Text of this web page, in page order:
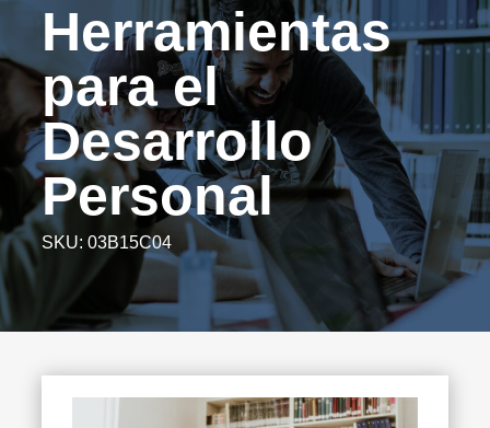
Herramientas
para el
Desarrollo
Personal
SKU:03B15C04